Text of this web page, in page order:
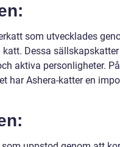
som utvecklades
Dessa
aktiva personligheter.
har Ashera-katter en